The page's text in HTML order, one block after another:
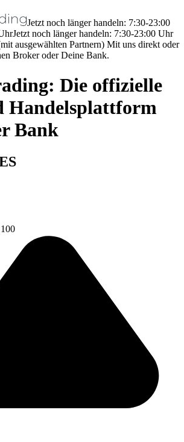
Jetzt noch länger handeln: 7:30-23:00
Jetzt noch länger handeln: 7:30-23:00 Uhr
ausgewählten Partnern) Mit uns direkt oder
Broker oder Deine Bank.
Die offizielle
Handelsplattform
Bank